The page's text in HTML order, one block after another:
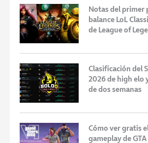
Notas del primer
balance LoL
de League of
Clasificación del
2026 de high elo
de dos semanas
Cómo ver gratis
gameplay de